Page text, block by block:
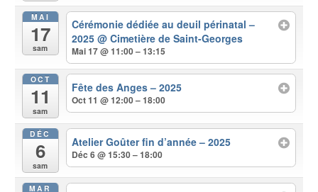
MAI
17
sam
Cérémonie dédiée au deuil périnatal –
2025@ Cimetière de Saint-Georges
Mai 17 @ 11:00 – 13:15
OCT
11
sam
Fête des Anges – 2025
Oct 11 @ 12:00 – 18:00
DÉC
6
sam
Atelier Goûter fin d’année – 2025
Déc 6 @ 15:30 – 18:00
MAR